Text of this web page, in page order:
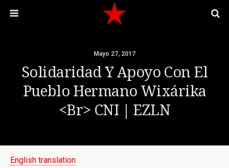
Mayo 27, 2017
Solidaridad Y Apoyo Con El
Pueblo Hermano Wixárika
<br> CNI | EZLN
English translation